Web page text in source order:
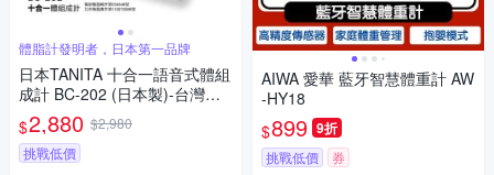
體脂計發明者，日本第一品牌
日本TANITA 十合一語音式體組
成計 BC-202 (日本製)-台灣公
司貨
$2,880 $2,980
挑戰低價
AIWA 愛華 藍牙智慧體重計 AW
-HY18
$899 9折
挑戰低價 券